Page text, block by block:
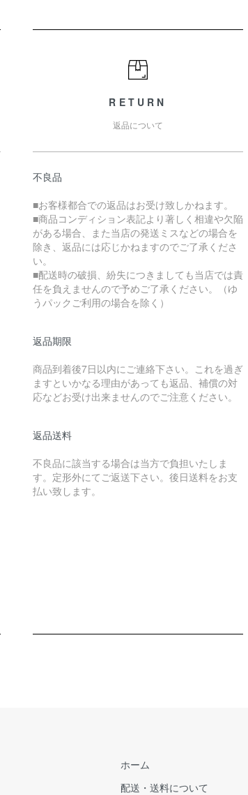
RETURN
返品について
不良品
■お客様都合での返品はお受け致しかねます。
■商品コンディション表記より著しく相違や欠陥
がある場合、また当店の発送ミスなどの場合を
除き、返品には応じかねますのでご了承くださ
い。
■配送時の破損、紛失につきましても当店では責
任を負えませんので予めご了承ください。（ゆ
うパックご利用の場合を除く）
返品期限
商品到着後7日以内にご連絡下さい。これを過ぎ
ますといかなる理由があっても返品、補償の対
応などお受け出来ませんのでご注意ください。
返品送料
不良品に該当する場合は当方で負担いたしま
す。定形外にてご返送下さい。後日送料をお支
払い致します。
ホーム
配送・送料について